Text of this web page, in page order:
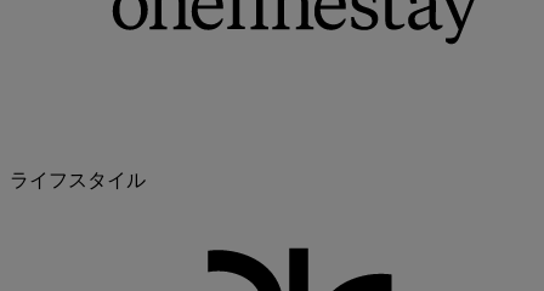
ライフスタイル